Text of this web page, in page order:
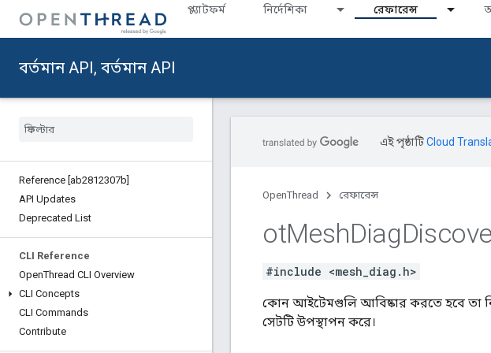
প্ল্যাটফর্ম নির্দেশিকা রেফারেন্স
বর্তমান API, বর্তমান API
Reference [ab2812307b]
API Updates
Deprecated List
CLI Reference
OpenThread CLI Overview
CLI Concepts
CLI Commands
Contribute
এই পৃষ্ঠাটিCloud
OpenThread রেফারেন্স
otMeshDiag
#include <mesh_diag.h>
কোন আইটেমগুলি আবিষ্কার করতে হবে তা
সেটটি উপস্থাপন করে।